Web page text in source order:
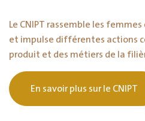
Le CNIPT rassemble les
et impulse différentes actions
produit et des métiers de la
En savoir plus sur le CNIPT